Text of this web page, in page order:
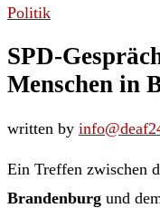
Politik
SPD-
Menschen in
written by
Ein Treffen zwischen
Brandenburg und